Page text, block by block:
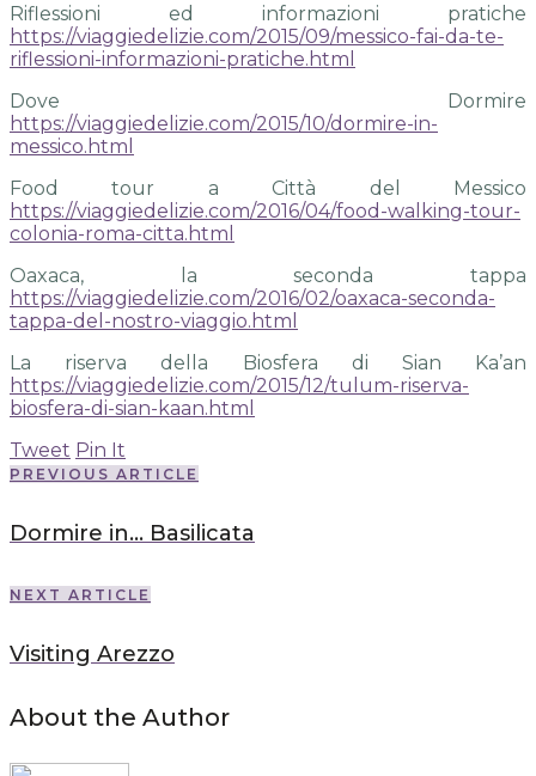
Riflessioni ed informazioni pratiche
https://viaggiedelizie.com/2015/09/messico-fai-da-te-
riflessioni-informazioni-pratiche.html
Dove Dormire
https://viaggiedelizie.com/2015/10/dormire-in-
messico.html
Food tour a Città del Messico
https://viaggiedelizie.com/2016/04/food-walking-tour-
colonia-roma-citta.html
Oaxaca, la seconda tappa
https://viaggiedelizie.com/2016/02/oaxaca-seconda-
tappa-del-nostro-viaggio.html
La riserva della Biosfera di Sian Ka’an
https://viaggiedelizie.com/2015/12/tulum-riserva-
biosfera-di-sian-kaan.html
Tweet Pin It
PREVIOUS ARTICLE
Dormire in... Basilicata
NEXT ARTICLE
Visiting Arezzo
About the Author